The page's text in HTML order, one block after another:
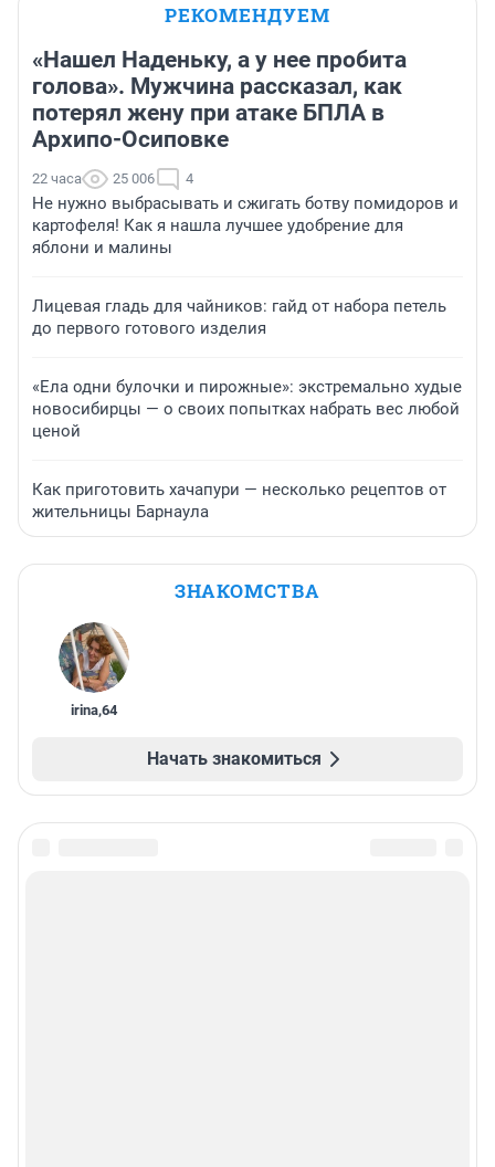
РЕКОМЕНДУЕМ
«Нашел Наденьку, а у нее пробита
голова». Мужчина рассказал, как
потерял жену при атаке БПЛА в
Архипо-Осиповке
22 часа 25 006 4
Не нужно выбрасывать и сжигать ботву помидоров и
картофеля! Как я нашла лучшее удобрение для
яблони и малины
Лицевая гладь для чайников: гайд от набора петель
до первого готового изделия
«Ела одни булочки и пирожные»: экстремально худые
новосибирцы — о своих попытках набрать вес любой
ценой
Как приготовить хачапури — несколько рецептов от
жительницы Барнаула
ЗНАКОМСТВА
irina,64
Начать знакомиться